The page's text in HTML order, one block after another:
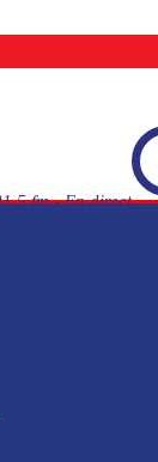
fm - En direct